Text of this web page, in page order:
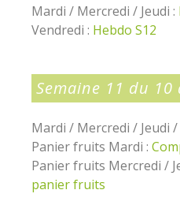
Mardi / Mercredi / Jeudi :
Vendredi : Hebdo S12
Semaine 11 du
Mardi / Mercredi / Jeudi /
Panier fruits Mardi :
Panier fruits Mercredi /
panier fruits